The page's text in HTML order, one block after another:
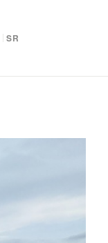
SR